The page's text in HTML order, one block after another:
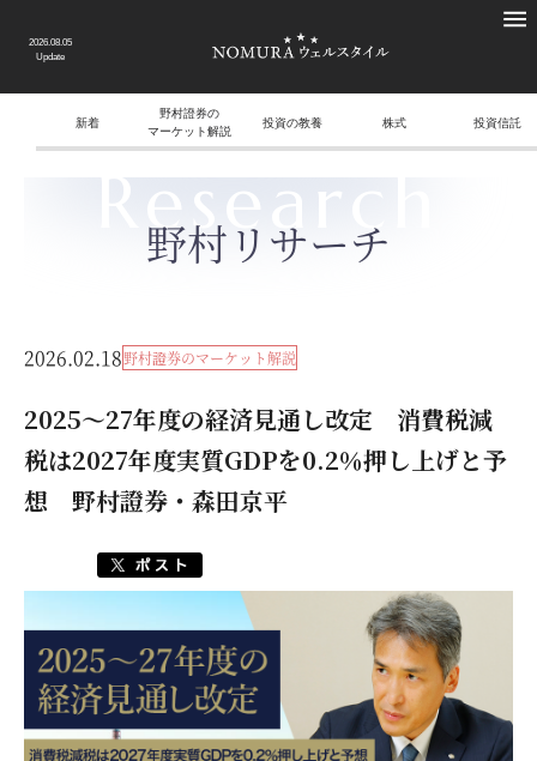
2026.08.05
Update
新着
野村證券の
マーケット解説
投資の教養 株式 投資信託
Research
野村リサーチ
2026.02.18野村證券のマーケット解説
2025～27年度の経済見通し改定 消費税減
税は2027年度実質GDPを0.2％押し上げと予
想 野村證券・森田京平